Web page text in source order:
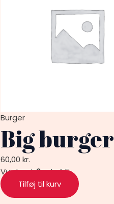
Burger
Big burger
60,00 kr.
Vurderet0ud af 5
Tilføj til kurv